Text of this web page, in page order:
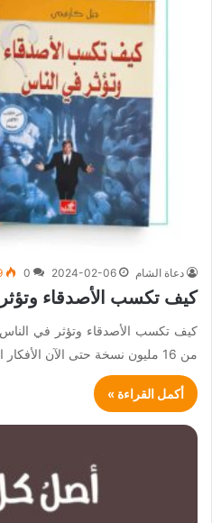
دعاة الشام 2024-02-06
0
كيف تكسب الأصدقاء
كيف تكسب الأصدقاء وتؤثر في الناس
من 16 مليون نسخة حتى الآن الأفكار الرئيسية:…
أكمل القراءة »